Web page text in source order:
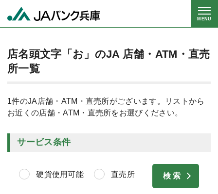
MENU
店名頭文字「お」のJA 店舗・ATM・直売
所一覧
1件のJA店舗・ATM・直売所がございます。リストから
お近くの店舗・ATM・直売所をお選びください。
サービス条件
硬貨使用可能 直売所